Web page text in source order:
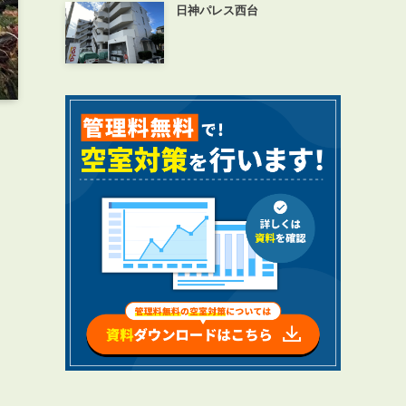
日神パレス西台